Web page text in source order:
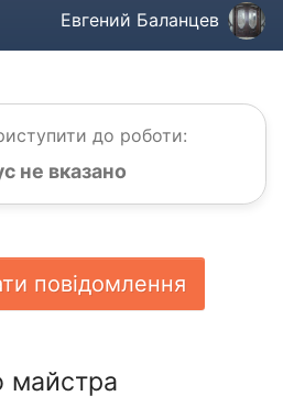
Евгений Баланцев
до роботи:
не вказано
повідомлення
майстра